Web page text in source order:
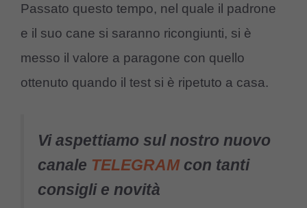
Passato questo tempo, nel quale il padrone
e il suo cane si saranno ricongiunti, si è
messo il valore a paragone con quello
ottenuto quando il test si è ripetuto a casa.
Vi aspettiamo sul nostro nuovo
canale TELEGRAMcon tanti
consigli e novità